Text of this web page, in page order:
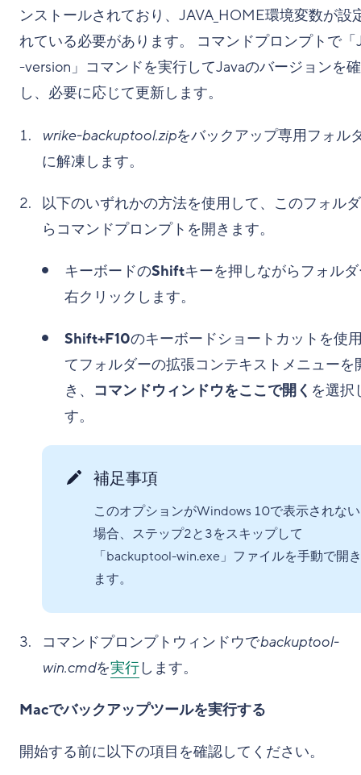
ンストールされており、JAVA_HOME環境変数が設
れている必要があります。 コマンドプロンプトで「
-version」コマンドを実行してJavaのバージョンを
し、必要に応じて更新します。
wrike-backuptool.zipをバックアップ専用フォル
に解凍します。
以下のいずれかの方法を使用して、このフォル
らコマンドプロンプトを開きます。
キーボードのShiftキーを押しながらフォル
右クリックします。
Shift+F10のキーボードショートカットを使
てフォルダーの拡張コンテキストメニューを
き、 コマンドウィンドウをここで開く を選択
す。
補足事項
このオプションがWindows 10で表示されない
場合、ステップ2と3をスキップして
「backuptool-win.exe」ファイルを手動で開き
ます。
コマンドプロンプトウィンドウでbackuptool-
win.cmdを実行します。
Macでバックアップツールを実行する
開始する前に以下の項目を確認してください。